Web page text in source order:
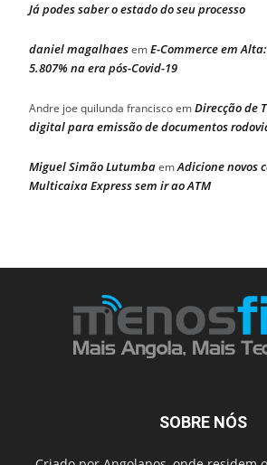
Já podes saber o estado do seu processo
daniel magalhaesemE-Commerce em
5.807% na era pós-Covid-19
Andre joe quilunda franciscoemDirecção de
digital para emissão de documentos
Miguel Simão LutumbaemAdicione novos
Multicaixa Express sem ir ao ATM
SOBRE NÓS